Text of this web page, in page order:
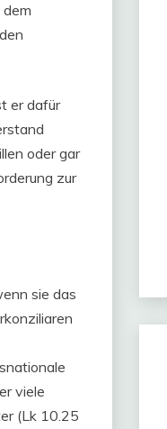
er dafür
oder gar
zur
sie das
viele
(Lk 10.25